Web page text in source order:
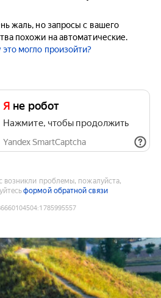
жаль, но запросы с вашего
похожи на автоматические.
могло произойти?
Я не робот
Нажмите, чтобы продолжить
Yandex SmartCaptcha
возникли проблемы, пожалуйста,
формой обратной связи
:1785995557